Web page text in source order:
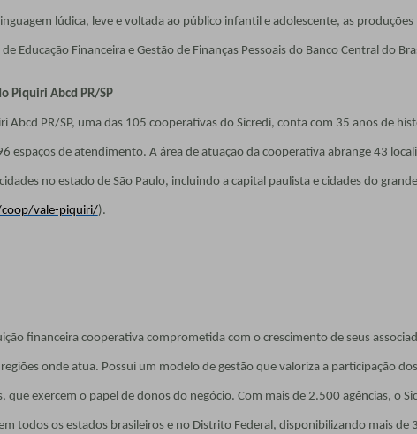
lúdica, leve e voltada ao público infantil e adolescente, as
Educação Financeira e Gestão de Finanças Pessoais do Banco Central do
Piquiri Abcd PR/SP
Abcd PR/SP, uma das 105 cooperativas do Sicredi, conta com 35 anos de
espaços de atendimento. A área de atuação da cooperativa abrange 43
no estado de São Paulo, incluindo a capital paulista e cidades do
vale-piquiri/).
financeira cooperativa comprometida com o crescimento de seus
onde atua. Possui um modelo de gestão que valoriza a participação
que exercem o papel de donos do negócio. Com mais de 2.500 agências, o
todos os estados brasileiros e no Distrito Federal, disponibilizando mais de